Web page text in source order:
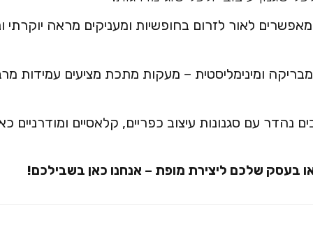
לאור לזרום בחופשיות ומעניקים מראה יוקרתי
ומינימליסטית – מעקות מתכת מציעים עמידות
עם סגנונות עיצוב כפריים, קלאסיים ומודרניים
או בעסק שלכם ליצירת מופת – אנחנו כאן בשבילכם!